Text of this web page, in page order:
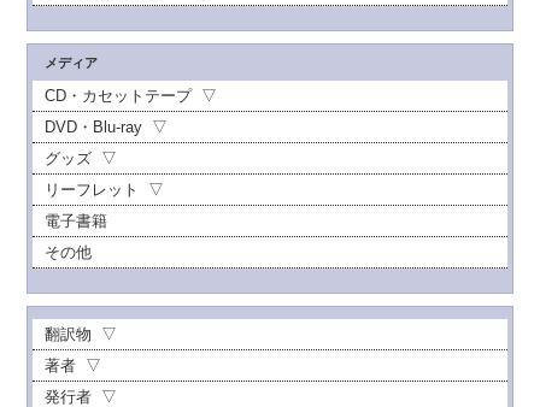
メディア
CD・カセットテープ
DVD・Blu-ray
グッズ
リーフレット
電子書籍
その他
翻訳物
著者
発行者